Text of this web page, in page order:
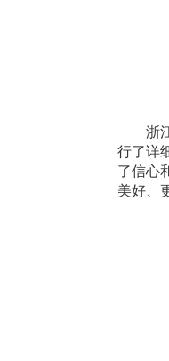
浙
行了详
了信心
美好、